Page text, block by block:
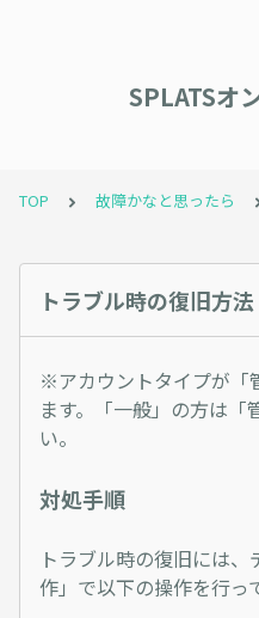
SPLATSオ
TOP 故障かなと思ったら
トラブル時の復旧方法
※アカウントタイプが「
ます。「一般」の方は「
い。
対処手順
トラブル時の復旧には
作」で以下の操作を行っ